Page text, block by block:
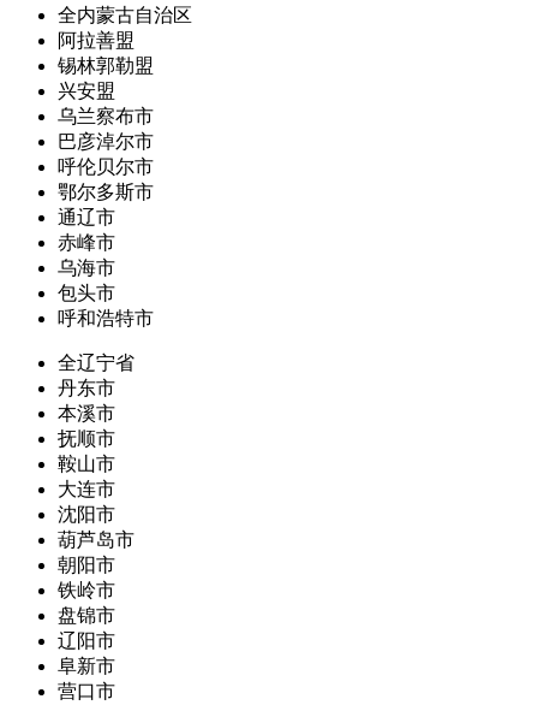
全内蒙古自治区
阿拉善盟
锡林郭勒盟
兴安盟
乌兰察布市
巴彦淖尔市
呼伦贝尔市
鄂尔多斯市
通辽市
赤峰市
乌海市
包头市
呼和浩特市
全辽宁省
丹东市
本溪市
抚顺市
鞍山市
大连市
沈阳市
葫芦岛市
朝阳市
铁岭市
盘锦市
辽阳市
阜新市
营口市